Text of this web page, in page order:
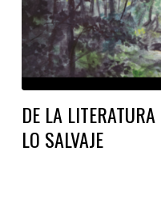
DE LA
LO SALVAJE